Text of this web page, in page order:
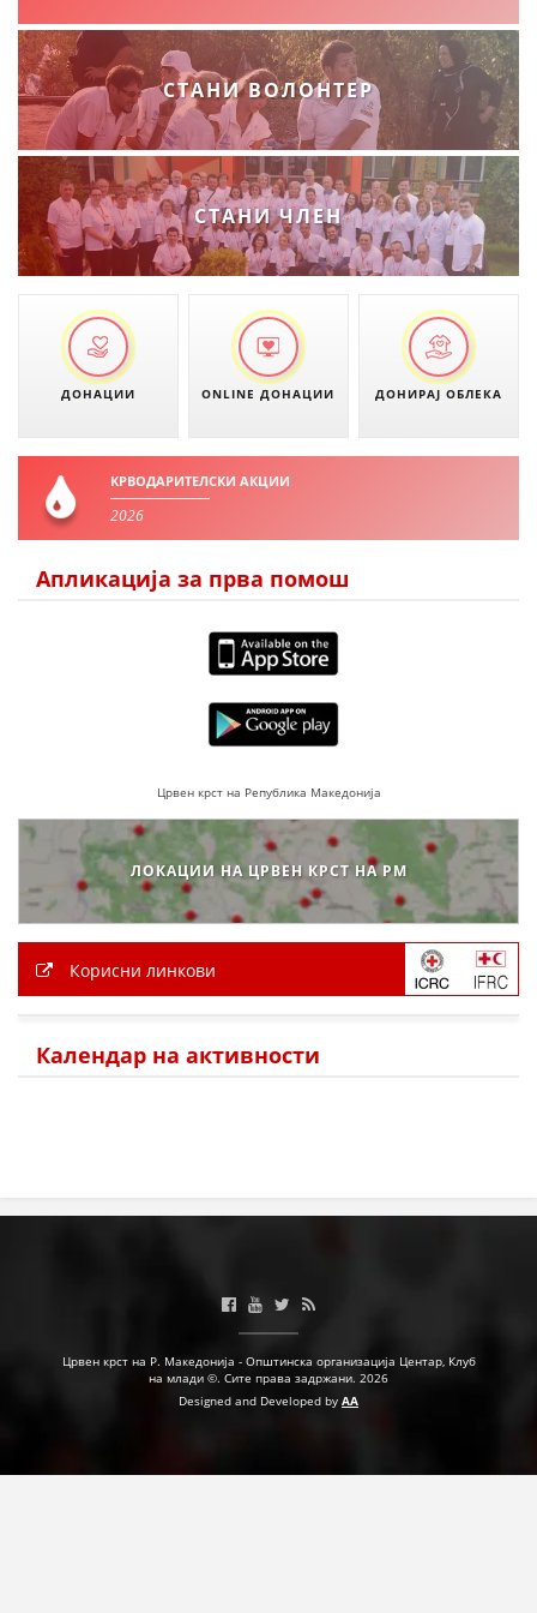
ПРИРАЧНИЦИ
СТРАТЕГИИ
ЕДУКАТИВНО ИНФОРМАТИВНИ МАТЕРИЈАЛИ
ПОСТЕРИ
ПРЕЗЕНТАЦИИ
СТАНИ ВОЛОНТЕР
СТАНИ ЧЛЕН
ДОНАЦИИ ONLINE ДОНАЦИИ ДОНИРАЈ ОБЛЕКА
КРВОДАРИТЕЛСКИ АКЦИИ
2026
Апликација за прва помош
Црвен крст на Република Македонија
ЛОКАЦИИ НА ЦРВЕН КРСТ НА РМ
Корисни линкови
Календар на активности
Црвен крст на Р. Македонија - Општинска организација Центар, Клуб
на млади ©. Сите права задржани. 2026
Designed and Developed by AA